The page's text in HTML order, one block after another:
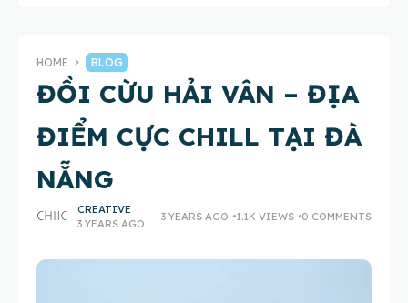
HOME BLOG
ĐỒI CỪU HẢI VÂN – ĐỊA
ĐIỂM CỰC CHILL TẠI ĐÀ
NẴNG
CREATIVE
3 YEARS AGO
3 YEARS AGO 1.1K VIEWS 0 COMMENTS